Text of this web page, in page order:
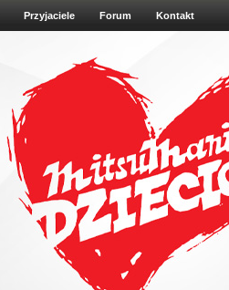
Przyjaciele Forum Kontakt